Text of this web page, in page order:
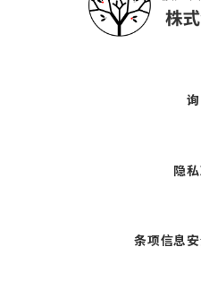
隐
条项信息